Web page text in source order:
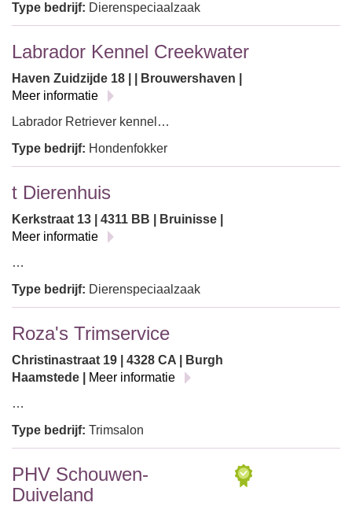
Type bedrijf: Dierenspeciaalzaak
Labrador Kennel Creekwater
Haven Zuidzijde 18 | | Brouwershaven |
Meer informatie
Labrador Retriever kennel…
Type bedrijf: Hondenfokker
t Dierenhuis
Kerkstraat 13 | 4311 BB | Bruinisse |
Meer informatie
…
Type bedrijf: Dierenspeciaalzaak
Roza's Trimservice
Christinastraat 19 | 4328 CA | Burgh
Haamstede |
Meer informatie
…
Type bedrijf: Trimsalon
PHV Schouwen-
Duiveland